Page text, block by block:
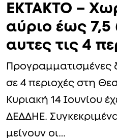
ΕΚΤΑΚΤΟ –
αύριο έως 7,5
αυτες τις 4
Προγραμματισμένες
σε 4 περιοχές στη
Κυριακή 14 Ιουνίου
ΔΕΔΔΗΕ.
μείνουν οι…